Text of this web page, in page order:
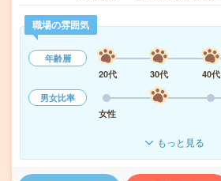
職場の雰囲気
年齢層
20代
30代 40代
男女比率
女性
もっと見る